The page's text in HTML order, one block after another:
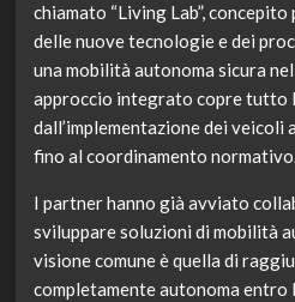
chiamato “Living Lab”,
delle nuove tecnologie e dei
una mobilità autonoma sicura
approccio integrato copre tutto
dall’implementazione dei
fino al coordinamento
I partner hanno già avviato
sviluppare soluzioni di mobilità
visione comune è quella di
completamente autonoma entro